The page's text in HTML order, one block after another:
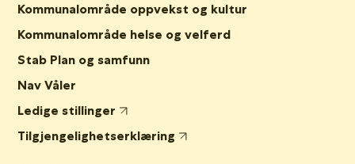
Kommunalområde oppvekst og kultur
Kommunalområde helse og velferd
Stab Plan og samfunn
Nav Våler
Ledige stillinger
Tilgjengelighetserklæring